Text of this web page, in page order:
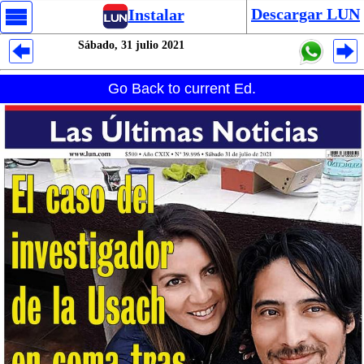
Instalar Descargar LUN
Sábado, 31 julio 2021
Go Back to current Ed.
Despliegues Analytics
Despliegues Totales
Despliegues por Rubros